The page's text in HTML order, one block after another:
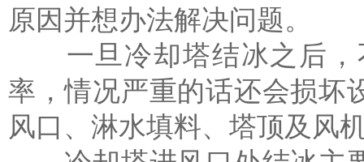
原因并想办法解决问题。
一旦冷却塔结冰之后，
率，情况严重的话还会损坏
风口、淋水填料、塔顶及风